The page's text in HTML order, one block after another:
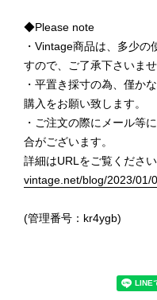
◆Please note
・Vintage商品は、多少
すので、ご了承下さいませ
・平置き採寸の為、僅か
購入をお願い致します。
・ご注文の際にメール等
合がございます。
詳細はURLをご覧ください
vintage.net/blog/2023/01/
(管理番号：kr4ygb)